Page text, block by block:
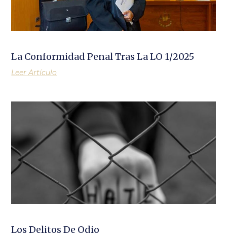
La Conformidad Penal Tras La LO 1/2025
Leer Artículo
Los Delitos De Odio